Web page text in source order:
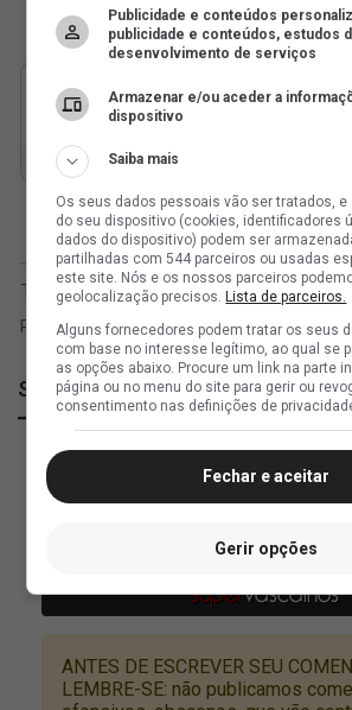
SuperVasco
Publicidade e conteúdos
publicidade e conteúdos, estudos
desenvolvimento de serviços
Armazenar e/ou aceder a
dispositivo
Saiba mais
Os seus dados pessoais vão ser tratados,
do seu dispositivo (cookies, identificadores
dados do dispositivo) podem ser
partilhadas com 544 parceiros ou usadas
este site. Nós e os nossos parceiros
geolocalização precisos. Lista de parceiros.
Alguns fornecedores podem tratar os seus
com base no interesse legítimo, ao qual se
as opções abaixo. Procure um link na parte
página ou no menu do site para gerir ou
consentimento nas definições de
Fechar e aceitar
Gerir opções